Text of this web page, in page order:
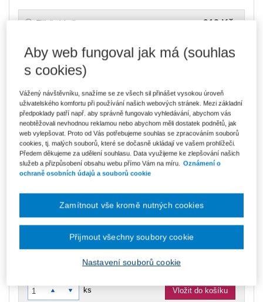
918 Kč
Tištěná kniha
E-kniha Smarteca + soubory ke stažení
V prodeji - ihned k dispozici
Co je Smarteca?
Kde najdu soubory e-knih?
249 Kč
měsíčně
Půjčit si e-knihu online Smarteca Smarteca
V prodeji - ihned k dispozici
Co je Smarteca?
Co je pronájem Smarteca?
1 309 Kč
Ušetříte 688 Kč
Balíček - Tištěná kniha + E-kniha
Smarteca + soubory ke stažení
Skladem- expedice do 2 pracovních dnů
Co je Smarteca?
důvodů nemůžeme vystavovat daňové doklady. Budou vám
zaslány dodatečně e-mailem.
ks Vložit do košíku
Aby web fungoval jak má (souhlas
s cookies)
Vážený návštěvníku, snažíme se ze všech sil přinášet vysokou úroveň
uživatelského komfortu při používání našich webových stránek. Mezi základní
předpoklady patří např. aby správně fungovalo vyhledávání, abychom vás
neobtěžovali nevhodnou reklamou nebo abychom měli dostatek podnětů, jak
web vylepšovat. Proto od Vás potřebujeme souhlas se zpracováním souborů
cookies, tj. malých souborů, které se dočasně ukládají ve vašem prohlížeči.
Předem děkujeme za udělení souhlasu. Data využijeme ke zlepšování našich
služeb a přizpůsobení obsahu webu přímo Vám na míru.
Oznámení o
ochraně osobních údajů a souborů cookie
Nastavení souborů cookie
Zamítnout vše kromě nutných cookies
Přijmout všechny soubory cookie